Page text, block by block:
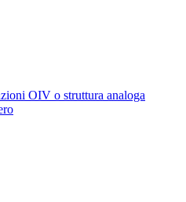
OIV o struttura analoga